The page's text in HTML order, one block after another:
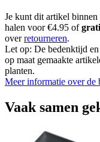
Je kunt dit artikel binnen
halen voor €4.95 of
overretourneren.
Let op: De bedenktijd
op maat gemaakte
planten.
Meer informatie over de
Vaak samen